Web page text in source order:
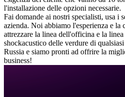
l'installazione delle opzioni necessarie.
Fai domande ai nostri specialisti, usa i
azienda. Noi abbiamo l'esperienza e la
attrezzare la linea dell'officina e la
shockacustico delle verdure di
Russia e siamo pronti ad offrire la
business!